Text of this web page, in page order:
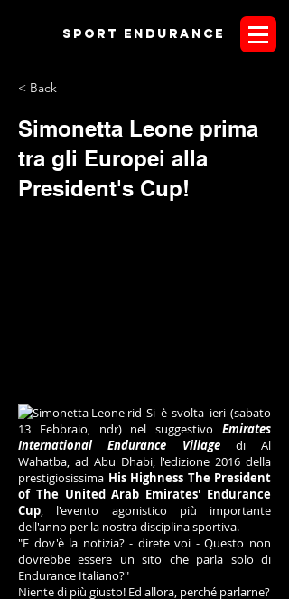
Sport endurANCE
< Back
Simonetta Leone prima
tra gli Europei alla
President's Cup!
Si è svolta ieri (sabato
13 Febbraio, ndr) nel suggestivo Emirates
International Endurance Villagedi Al
Wahatba, ad Abu Dhabi, l'edizione 2016 della
prestigiosissima His Highness The President
of The United Arab Emirates' Endurance
Cup, l'evento agonistico più importante
dell'anno per la nostra disciplina sportiva.
"E dov'è la notizia? - direte voi - Questo non
dovrebbe essere un sito che parla solo di
Endurance Italiano?"
Niente di più giusto! Ed allora, perché parlarne?